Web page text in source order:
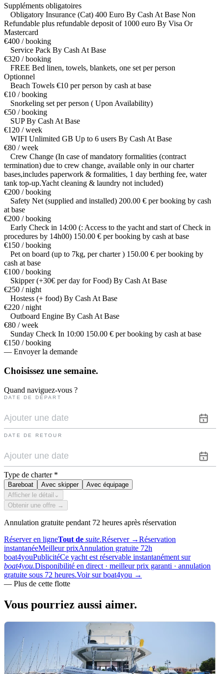
Suppléments obligatoires
Obligatory Insurance (Cat) 400 Euro By Cash At Base Non
Refundable plus refundable deposit of 1000 euro By Visa Or
Mastercard
€400 / booking
Service Pack By Cash At Base
€320 / booking
FREE Bed linen, towels, blankets, one set per person
Optionnel
Beach Towels €10 per person by cash at base
€10 / booking
Snorkeling set per person ( Upon Availability)
€50 / booking
SUP By Cash At Base
€120 / week
WIFI Unlimited GB Up to 6 users By Cash At Base
€80 / week
Crew Change (In case of mandatory formalities (contract
termination) due to crew change, available only in our charter
bases,includes paperwork & formalities, 1 day berthing fee, water
tank top-up.Yacht cleaning & laundry not included)
€200 / booking
Safety Net (supplied and installed) 200.00 € per booking by cash
at base
€200 / booking
Early Check in 14:00 (: Access to the yacht and start of Check in
procedures by 14h00) 150.00 € per booking by cash at base
€150 / booking
Pet on board (up to 7kg, per charter ) 150.00 € per booking by
cash at base
€100 / booking
Skipper (+30€ per day for Food) By Cash At Base
€250 / night
Hostess (+ food) By Cash At Base
€220 / night
Outboard Engine By Cash At Base
€80 / week
Sunday Check In 10:00 150.00 € per booking by cash at base
€150 / booking
— Envoyer la demande
Choisissez une semaine.
Quand naviguez-vous ?
DATE DE DÉPART
DATE DE RETOUR
Type de charter *
Bareboat Avec skipper
Avec équipage
Afficher le détail ⌄
Obtenir une offre →
Annulation gratuite pendant 72 heures après réservation
Réserver en ligneTout de suite.Réserver →Réservation
instantanéeMeilleur prixAnnulation gratuite 72h
boat4youPublicitéCe yacht est réservable instantanément sur
boat4you.Disponibilité en direct · meilleur prix garanti · annulation
gratuite sous 72 heures.Voir sur boat4you →
— Plus de cette flotte
Vous pourriez aussi aimer.